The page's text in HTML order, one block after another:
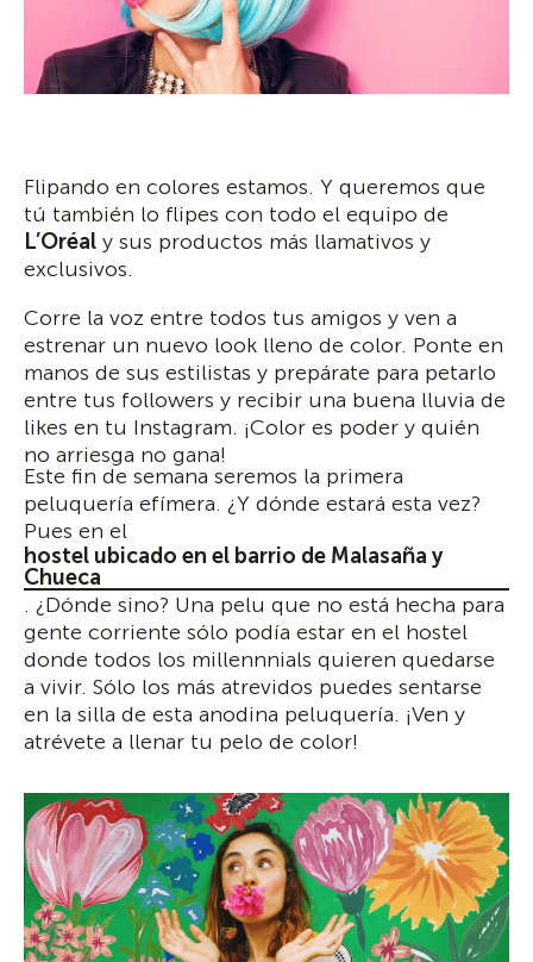
Flipando en colores estamos. Y queremos que
tú también lo flipes con todo el equipo de
L’Oréal y sus productos más llamativos y
exclusivos.
Corre la voz entre todos tus amigos y ven a
estrenar un nuevo look lleno de color. Ponte en
manos de sus estilistas y prepárate para petarlo
entre tus followers y recibir una buena lluvia de
likes en tu Instagram. ¡Color es poder y quién
no arriesga no gana!
Este fin de semana seremos la primera
peluquería efímera. ¿Y dónde estará esta vez?
Pues en el
hostel ubicado en el barrio de Malasaña y
Chueca
. ¿Dónde sino? Una pelu que no está hecha para
gente corriente sólo podía estar en el hostel
donde todos los millennnials quieren quedarse
a vivir. Sólo los más atrevidos puedes sentarse
en la silla de esta anodina peluquería. ¡Ven y
atrévete a llenar tu pelo de color!